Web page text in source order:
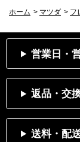
ホーム > マツダ > フ
営業日・
返品・交
送料・配